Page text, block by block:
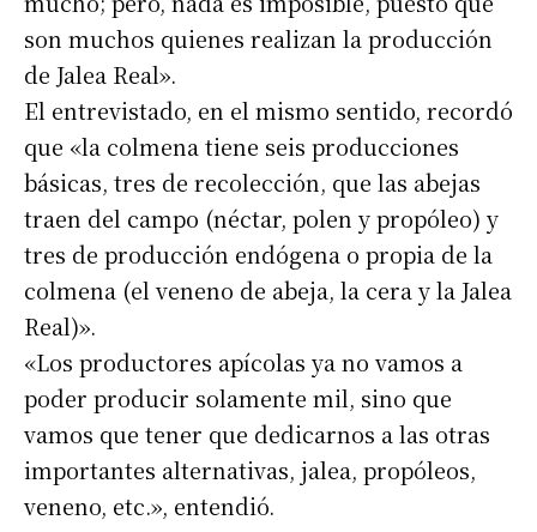
son muchos quienes realizan la producción
de Jalea Real».
El entrevistado, en el mismo sentido, recordó
que «la colmena tiene seis producciones
básicas, tres de recolección, que las abejas
traen del campo (néctar, polen y propóleo) y
tres de producción endógena o propia de la
colmena (el veneno de abeja, la cera y la Jalea
Real)».
«Los productores apícolas ya no vamos a
poder producir solamente mil, sino que
vamos que tener que dedicarnos a las otras
importantes alternativas, jalea, propóleos,
veneno, etc.», entendió.